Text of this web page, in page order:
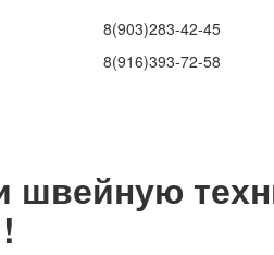
8(903)283-42-45
8(916)393-72-58